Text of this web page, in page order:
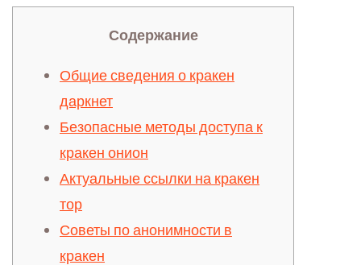
Содержание
Общие сведения о кракен
даркнет
Безопасные методы доступа к
кракен онион
Актуальные ссылки на кракен
тор
Советы по анонимности в
кракен